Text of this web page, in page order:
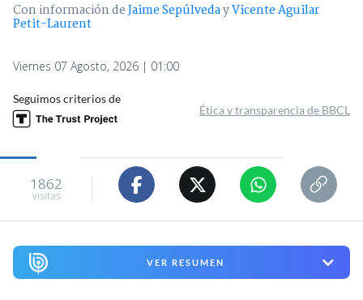
Con información deJaime SepúlvedayVicente Aguilar
Petit-Laurent
Viernes 07 Agosto, 2026 | 01:00
Seguimos criterios de
Ética y transparencia de BBCL
1862
visitas
VER RESUMEN